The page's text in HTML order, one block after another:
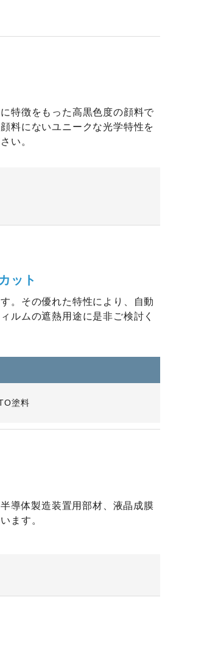
特徴をもった高黒色度の顔料で
料にないユニークな光学特性を
い。
ット
。その優れた特性により、自動
ルムの遮熱用途に是非ご検討く
塗料
導体製造装置用部材、液晶成膜
ます。